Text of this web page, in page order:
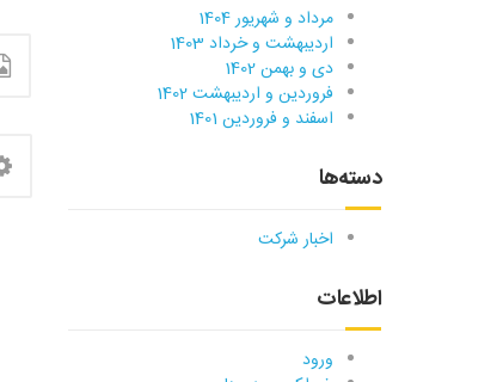
مرداد و شهریور 1404
اردیبهشت و خرداد 1403
دی و بهمن 1402
فروردین و اردیبهشت 1402
اسفند و فروردین 1401
دسته‌ها
اخبار شرکت
اطلاعات
ورود